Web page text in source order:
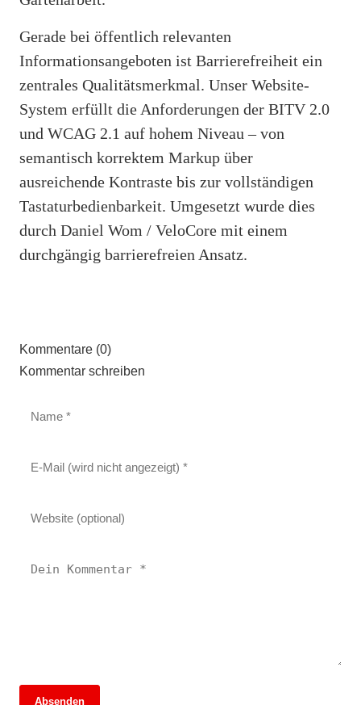
Gerade bei öffentlich relevanten
Informationsangeboten ist Barrierefreiheit ein
zentrales Qualitätsmerkmal. Unser Website-
System erfüllt die Anforderungen der BITV 2.0
und WCAG 2.1 auf hohem Niveau – von
semantisch korrektem Markup über
ausreichende Kontraste bis zur vollständigen
Tastaturbedienbarkeit. Umgesetzt wurde dies
durch Daniel Wom / VeloCore mit einem
durchgängig barrierefreien Ansatz.
Kommentare (0)
Kommentar schreiben
Absenden